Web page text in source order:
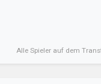
Alle Spieler auf dem